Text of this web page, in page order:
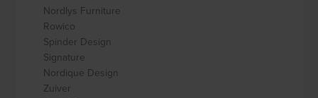
Nordlys Furniture
Rowico
Spinder Design
Signature
Nordique Design
Zuiver